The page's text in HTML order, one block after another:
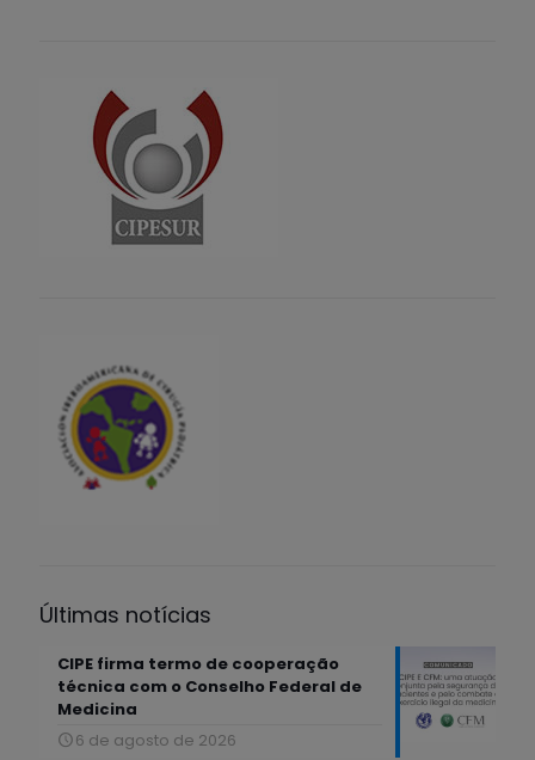
Últimas notícias
CIPE firma termo de cooperação
técnica com o Conselho Federal de
Medicina
6 de agosto de 2026